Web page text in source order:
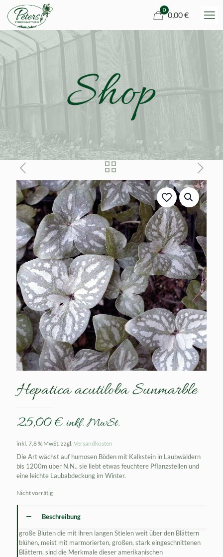
0
0,00 €
Shop
Hepatica acutiloba Sunmarble
25,00€ inkl. MwSt.
inkl. 7,8 % MwSt. zzgl. Versandkosten
Die Art wächst auf humosen Böden mit Kalkstein in Laubwäldern
bis 1200m über N.N., sie liebt etwas feuchtere Pflanzstellen und
eine leichte Laubabdeckung im Winter.
Nicht vorrätig
Beschreibung
große Blüten die mit ihren langen Stielen weit über den Blättern
blühen, meist mit marmorierten, großen, stark eingeschnittenen
Blättern, sind die Merkmale dieser amerikanischen